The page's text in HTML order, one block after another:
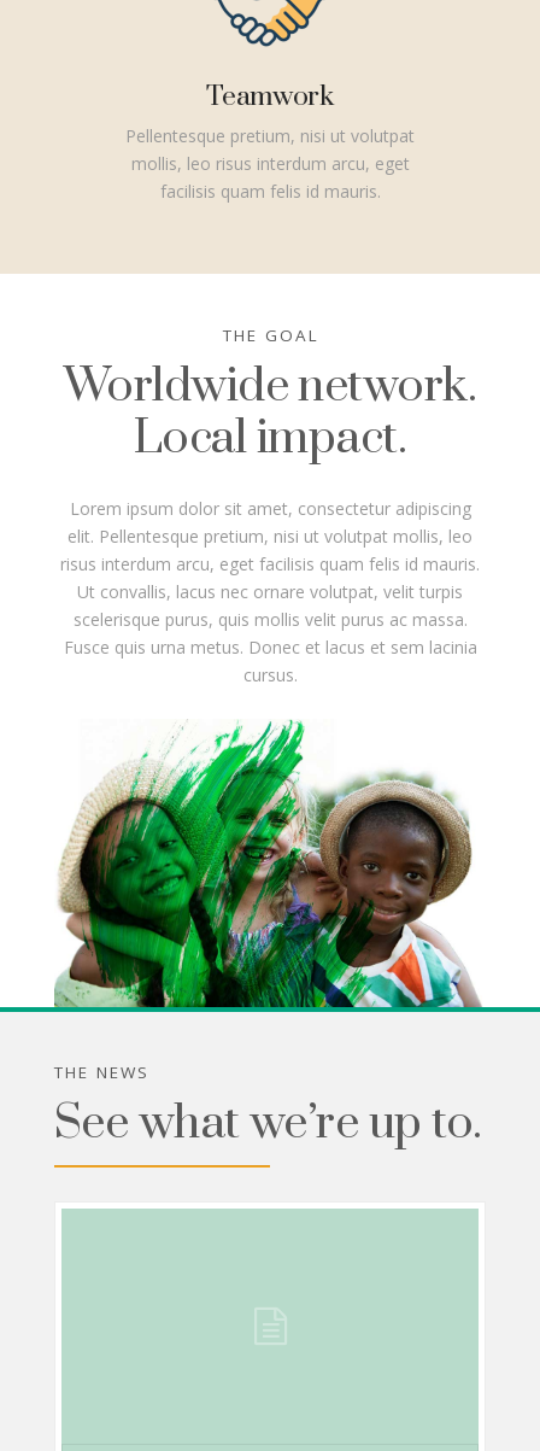
Teamwork
Pellentesque pretium, nisi ut volutpat
mollis, leo risus interdum arcu, eget
facilisis quam felis id mauris.
THE GOAL
Worldwide network.
Local impact.
Lorem ipsum dolor sit amet, consectetur adipiscing
elit. Pellentesque pretium, nisi ut volutpat mollis, leo
risus interdum arcu, eget facilisis quam felis id mauris.
Ut convallis, lacus nec ornare volutpat, velit turpis
scelerisque purus, quis mollis velit purus ac massa.
Fusce quis urna metus. Donec et lacus et sem lacinia
cursus.
THE NEWS
See what we’re up to.